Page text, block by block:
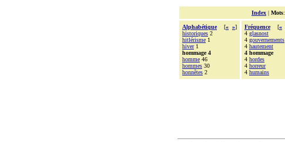
Index | Mots:
Alphabétique [« »]
historiques 2
hitlérisme 1
hiver1
hommage 4
homme 46
hommes 30
honnêtes 2
Fréquence [«
4 glasnost
4 gouvernements
4 hautement
4 hommage
4 hordes
4 horreur
4 humains